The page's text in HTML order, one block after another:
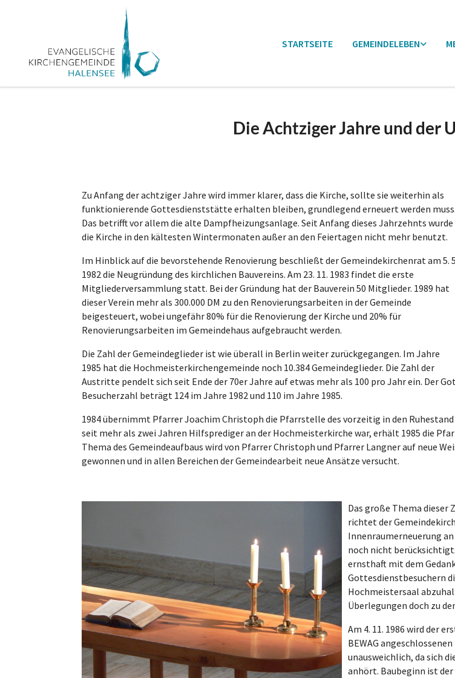
STARTSEITE GEMEINDELEBEN
Die Achtziger Jahre und der
Zu Anfang der achtziger Jahre wird immer klarer, dass die Kirche, sollte sie weiterhin als
funktionierende Gottesdienststätte erhalten bleiben, grundlegend erneuert werden muss.
Das betrifft vor allem die alte Dampfheizungsanlage. Seit Anfang dieses Jahrzehnts wurde
die Kirche in den kältesten Wintermonaten außer an den Feiertagen nicht mehr benutzt.
Im Hinblick auf die bevorstehende Renovierung beschließt der Gemeindekirchenrat am 5.
1982 die Neugründung des kirchlichen Bauvereins. Am 23. 11. 1983 findet die erste
Mitgliederversammlung statt. Bei der Gründung hat der Bauverein 50 Mitglieder. 1989 hat
dieser Verein mehr als 300.000 DM zu den Renovierungsarbeiten in der Gemeinde
beigesteuert, wobei ungefähr 80% für die Renovierung der Kirche und 20% für
Renovierungsarbeiten im Gemeindehaus aufgebraucht werden.
Die Zahl der Gemeindeglieder ist wie überall in Berlin weiter zurückgegangen. Im Jahre
1985 hat die Hochmeisterkirchengemeinde noch 10.384 Gemeindeglieder. Die Zahl der
Austritte pendelt sich seit Ende der 70er Jahre auf etwas mehr als 100 pro Jahr ein. Der
Besucherzahl beträgt 124 im Jahre 1982 und 110 im Jahre 1985.
1984 übernimmt Pfarrer Joachim Christoph die Pfarrstelle des vorzeitig in den
seit mehr als zwei Jahren Hilfsprediger an der Hochmeisterkirche war, erhält 1985 die
Thema des Gemeindeaufbaus wird von Pfarrer Christoph und Pfarrer Langner auf neue
gewonnen und in allen Bereichen der Gemeindearbeit neue Ansätze versucht.
Das große Thema dieser
richtet der
Innenraumerneuerung
noch nicht
ernsthaft mit dem
Gottesdienstbesuchern
Hochmeistersaal
Überlegungen doch zu
Am 4. 11. 1986 wird der
BEWAG
unausweichlich, da sich
anhört. Baubeginn ist der